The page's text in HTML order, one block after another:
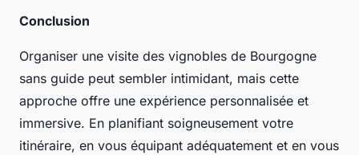
Conclusion
Organiser une visite des vignobles de Bourgogne
sans guide peut sembler intimidant, mais cette
approche offre une expérience personnalisée et
immersive. En planifiant soigneusement votre
itinéraire, en vous équipant adéquatement et en vous